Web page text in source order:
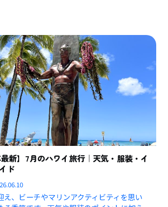
最新】7月のハワイ旅行｜天気・服装・イ
ド
え、ビーチやマリンアクティビティを思い